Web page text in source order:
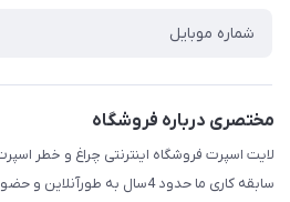
مختصری درباره فروشگاه
لایت اسپرت فروشگاه اینترنتی چراغ و خطر
سابقه کاری ما حدود 4سال به